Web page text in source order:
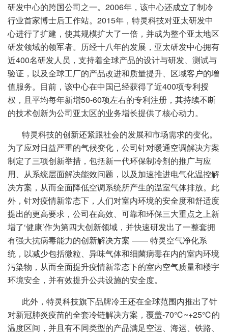
研发中心的跨国公司之一。2006年，该中心还成立了制冷
行业首家博士后工作站。2015年，特灵科技对亚太研发中
心进行了扩建，使其规模扩大了一倍，并成为整个亚太地区
研发领域的领军者。历经十八年的发展，亚太研发中心拥有
近400名研发人员，支持着全球产品的设计与研发、测试与
验证，以及全球工厂的产品改进和质量提升、区域客户的增
值服务。目前，该中心在中国已经获得了近400项专利授
权，且平均每年新增50-60项左右的专利注册，其持续不断
的技术创新为公司亚太区的业务增长提供了核心动力。
特灵科技的创新还紧跟社会的发展和市场需求的变化。
为了应对日益严重的气候变化，公司针对暖通空调解决方案
制定了三项创新举措，包括新一代环保制冷剂的推广与应
用、从系统层面解决能效问题，以及加速推进电气化温控解
决方案，从而全面降低空调系统所产生的温室气体排放。此
外，针对疫情新常态下，人们对室内环境的安全度和舒适度
提出的更高要求，公司在高效、可靠和环保三大重点之上新
增了‘健康’作为第四大创新领域，并快速研发出了一整套拥
有强大抗病毒能力的创新解决方案 —— 特灵空气净化系
统，以减少包括微粒、异味气体和细菌病毒在内的室内环境
污染物，从而全面提升疫情新常态下的室内空气质量和楼宇
环境安全，并有效提升公共设施的安全度。
此外，特灵科技旗下品牌冷王还在全球范围内推出了针
对新冠肺炎疫苗的全套冷链解决方案，覆盖-70℃~+25℃的
温度区间，并且有不同类型的产品满足空运、海运、铁路、